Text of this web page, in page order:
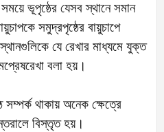
ভূপৃষ্ঠের যেসব স্থানে সমান
সমুদ্রপৃষ্ঠের বায়ুচাপে
যে রেখার মাধ্যমে যুক্ত
বলা হয়।
সম্পর্ক থাকায় অনেক ক্ষেত্রে
বিস্তৃত হয়।